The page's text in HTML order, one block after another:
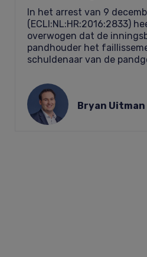
In het arrest van 9
(ECLI:NL:HR:2016:2833)
overwogen dat de
pandhouder het
schuldenaar van de
Bryan Uitman